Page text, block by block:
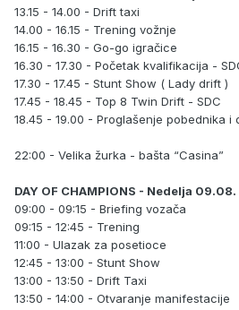
13.15 - 14.00 - Drift taxi
14.00 - 16.15 - Trening vožnje
16.15 - 16.30 - Go-go igračice
16.30 - 17.30 - Početak kvalifikacija -
17.30 - 17.45 - Stunt Show ( Lady drift )
17.45 - 18.45 - Top 8 Twin Drift - SDC
18.45 - 19.00 - Proglašenje pobednika i
22:00 - Velika žurka - bašta “Casina”
DAY OF CHAMPIONS - Nedelja 09.08.
09:00 - 09:15 - Briefing vozača
09:15 - 12:45 - Trening
11:00 - Ulazak za posetioce
12:45 - 13:00 - Stunt Show
13:00 - 13:50 - Drift Taxi
13:50 - 14:00 - Otvaranje manifestacije